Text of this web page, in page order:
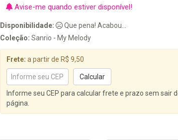
Avise-me quando estiver disponível!
Disponibilidade:
Que pena! Acabou...
Coleção: Sanrio - My Melody
Frete: a partir de R$ 9,50
Informe seu CEP para calcular frete e prazo sem sair
página.